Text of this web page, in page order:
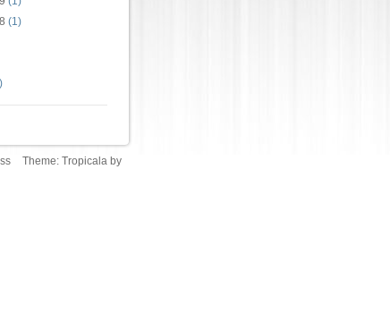
(1)
Theme: Tropicala by